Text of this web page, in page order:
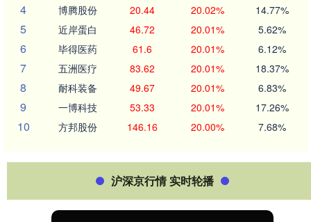
4 博腾股份 20.44 20.02% 14.77%
5 近岸蛋白 46.72 20.01% 5.62%
6 毕得医药 61.6 20.01% 6.12%
7 五洲医疗 83.62 20.01% 18.37%
8 耐科装备 49.67 20.01% 6.83%
9 一博科技 53.33 20.01% 17.26%
10 方邦股份 146.16 20.00% 7.68%
沪深京行情 实时轮播